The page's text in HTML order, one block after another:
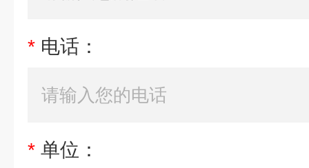
* 电话：
* 单位：